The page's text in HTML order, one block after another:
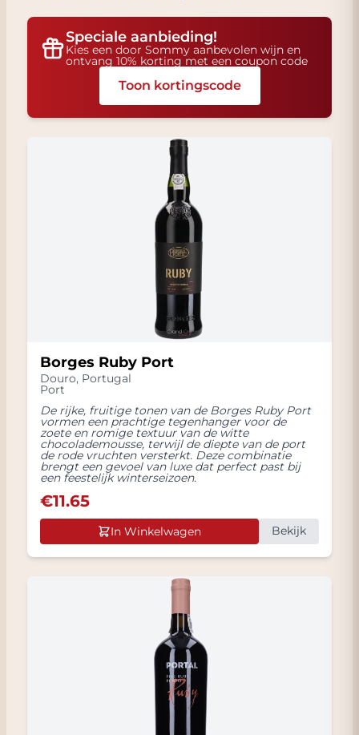
Speciale aanbieding!
Kies een door Sommy aanbevolen wijn en
ontvang 10% korting met een coupon code
Toon kortingscode
Borges Ruby Port
Douro, Portugal
Port
De rijke, fruitige tonen van de Borges Ruby Port
vormen een prachtige tegenhanger voor de
zoete en romige textuur van de witte
chocolademousse, terwijl de diepte van de port
de rode vruchten versterkt. Deze combinatie
brengt een gevoel van luxe dat perfect past bij
een feestelijk winterseizoen.
€11.65
In Winkelwagen Bekijk